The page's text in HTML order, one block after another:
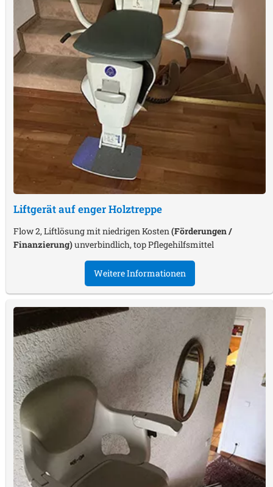
Liftgerät auf enger Holztreppe
Flow 2, Liftlösung mit niedrigen Kosten (Förderungen /
Finanzierung)unverbindlich, top Pflegehilfsmittel
Weitere Informationen